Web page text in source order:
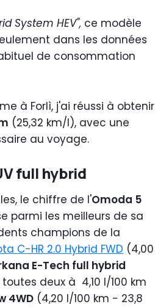
System HEV", ce modèle
dans les données
de consommation
à Forlì, j'ai réussi à obtenir
(25,32 km/l), avec une
au voyage.
full hybrid
le chiffre de l'Omoda 5
parmi les meilleurs de sa
champions de la
C-HR 2.0 Hybrid FWD (4,00
E-Tech full hybrid
toutes deux à 4,10 l/100 km
4WD (4,20 l/100 km - 23,8